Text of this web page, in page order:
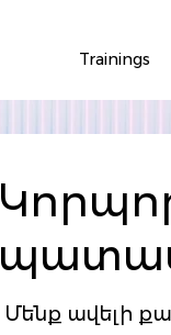
Trainings
Մենք ավելի